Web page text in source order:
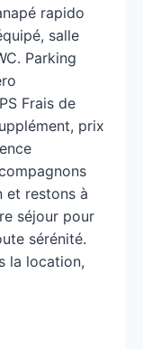
rapido
salle
Parking
Frais de
prix
et restons à
séjour pour
sérénité.
la location,